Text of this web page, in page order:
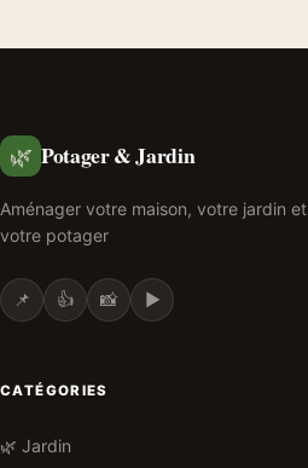
🌿 Potager & Jardin
Aménager votre maison, votre jardin et
votre potager
📌 👍 📸 ▶️
CATÉGORIES
🌿 Jardin